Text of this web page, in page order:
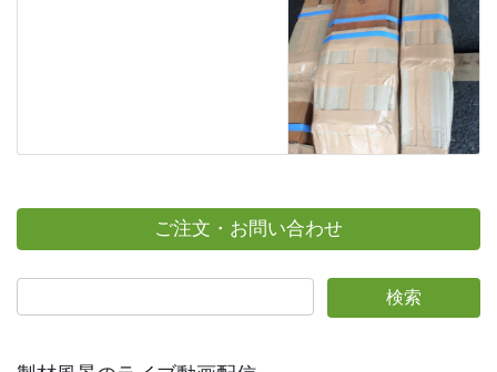
ご注文・お問い合わせ